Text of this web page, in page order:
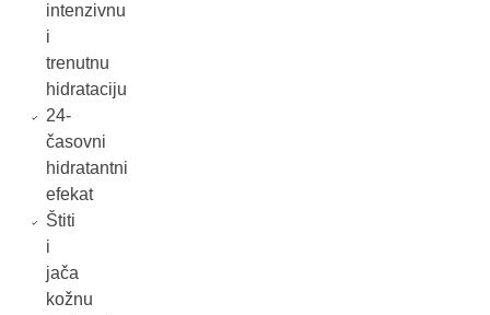
intenzivnu
i
trenutnu
hidrataciju
24-
časovni
hidratantni
efekat
Štiti
i
jača
kožnu